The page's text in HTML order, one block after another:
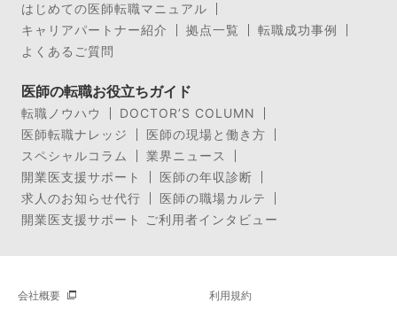
はじめての医師転職マニュアル
キャリアパートナー紹介
拠点一覧
転職成功事例
よくあるご質問
医師の転職お役立ちガイド
転職ノウハウ
DOCTOR’S COLUMN
医師転職ナレッジ
医師の現場と働き方
スペシャルコラム
業界ニュース
開業医支援サポート
医師の年収診断
求人のお知らせ代行
医師の職場カルテ
開業医支援サポート ご利用者インタビュー
会社概要 利用規約